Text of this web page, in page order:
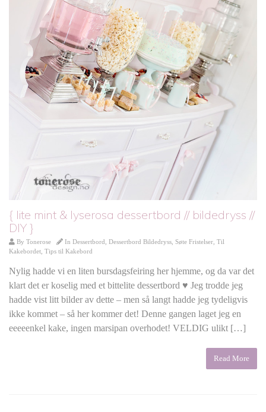
{ lite mint & lyserosa dessertbord // bildedryss //
DIY }
By Tonerose In Dessertbord Dessertbord Bildedryss Søte Fristelser Til
Kakebordet Tips til Kakebord
Nylig hadde vi en liten bursdagsfeiring her hjemme, og da var det
klart det er koselig med et bittelite dessertbord ♥ Jeg trodde jeg
hadde vist litt bilder av dette – men så langt hadde jeg tydeligvis
ikke kommet – så her kommer det! Denne gangen laget jeg en
eeeeenkel kake, ingen marsipan overhodet! VELDIG ulikt […]
Read More